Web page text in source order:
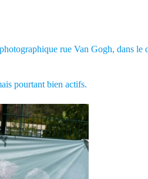
rue Van Gogh, dans
pourtant bien actifs.